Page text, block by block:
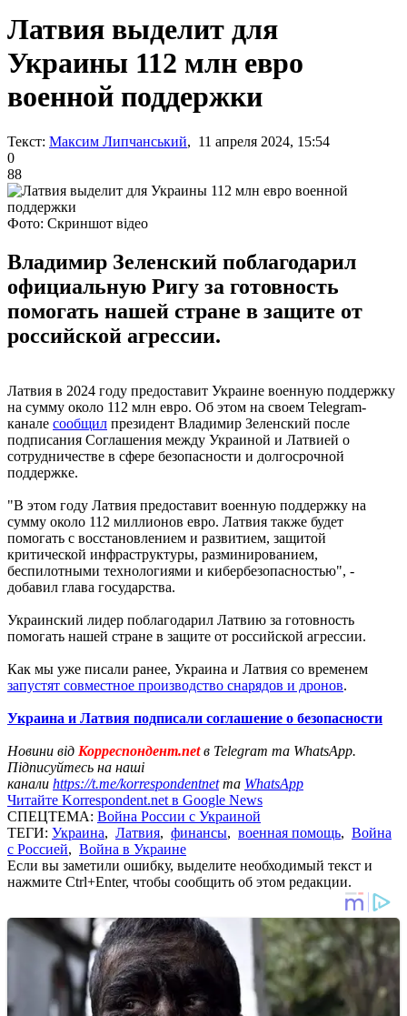
Латвия выделит для
Украины 112 млн евро
военной поддержки
Текст: Максим Липчанський, 11 апреля 2024, 15:54
0
88
Фото: Скриншот відео
Владимир Зеленский поблагодарил
официальную Ригу за готовность
помогать нашей стране в защите от
российской агрессии.
Латвия в 2024 году предоставит Украине военную поддержку
на сумму около 112 млн евро. Об этом на своем Telegram-
канале сообщил президент Владимир Зеленский после
подписания Соглашения между Украиной и Латвией о
сотрудничестве в сфере безопасности и долгосрочной
поддержке.
"В этом году Латвия предоставит военную поддержку на
сумму около 112 миллионов евро. Латвия также будет
помогать с восстановлением и развитием, защитой
критической инфраструктуры, разминированием,
беспилотными технологиями и кибербезопасностью", -
добавил глава государства.
Украинский лидер поблагодарил Латвию за готовность
помогать нашей стране в защите от российской агрессии.
Как мы уже писали ранее, Украина и Латвия со временем
запустят совместное производство снарядов и дронов.
Украина и Латвия подписали соглашение о безопасности
Новини від Корреспондент.netв Telegram та WhatsApp.
Підписуйтесь на наші
канали https://t.me/korrespondentnetта WhatsApp
Читайте Korrespondent.net в Google News
СПЕЦТЕМА: Война России с Украиной
ТЕГИ: Украина, Латвия, финансы, военная помощь, Война
с Россией, Война в Украине
Если вы заметили ошибку, выделите необходимый текст и
нажмите Ctrl+Enter, чтобы сообщить об этом редакции.